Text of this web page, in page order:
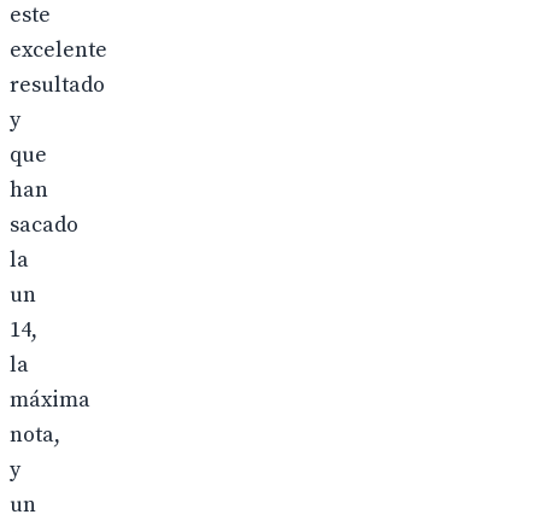
este
excelente
resultado
y
que
han
sacado
la
un
14,
la
máxima
nota,
y
un